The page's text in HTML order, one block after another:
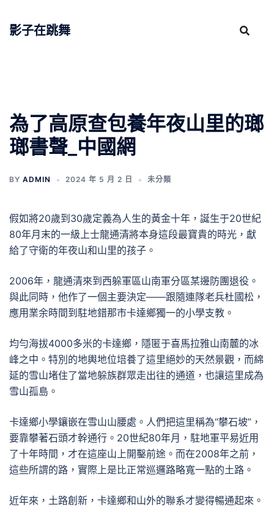
影子在跳舞
為了高原查包養年夜山里的瑯
瑯書聲_中國網
BY ADMIN 2024 年 5 月 2 日 未分類
假如將20歲到30歲定義為人生的黃金十年，誕生于20世紀
80年月末的一級上士龍通清將本身這段最寶貴的時光，獻
給了守衛的年夜山和山里的孩子。
2006年，龍通清來到西躲軍區山南軍分區某邊防團退役。
與此同時，他作了一個主要決定——跟隨連隊老兵杜國松，
應用業余時間到駐地錯那市卡達鄉獨一的小學支教。
均勻海拔4000多米的卡達鄉，隱匿于喜馬拉雅山南麓的冰
峰之中。特別的地輿地位培養了這里絕妙的天然景觀，而綿
延的雪山堵住了當地躲族群眾走出往的通道，也讓這里成為
雪山孤島。
卡達鄉小學鑲嵌在雪山山腰處。人們把這里稱為“攀石坡”，
要靠攀著石頭才幹通行。20世紀80年月，駐地軍平易近用
了十年時間，才在這座山上開鑿前途。而在2008年之前，
這些所謂的路，實際上是比正常巡邏路略寬一點的土路。
近年來，土路創新，卡達鄉和山外的聯系才變得暢通起來。